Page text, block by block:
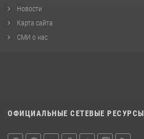
Новости
Карта сайта
СМИ о нас
ОФИЦИАЛЬНЫЕ СЕТЕВЫЕ РЕСУРСЫ